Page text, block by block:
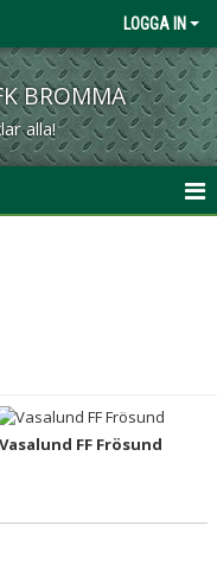
LOGGA IN
BROMMA
alla!
Vasalund FF Frösund